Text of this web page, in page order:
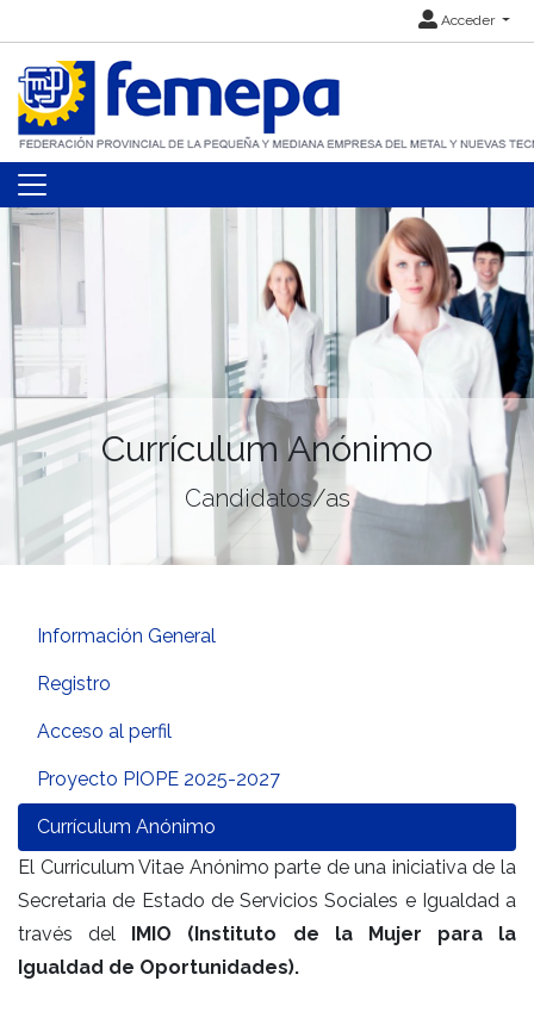
Acceder
Currículum Anónimo
Candidatos/as
Información General
Registro
Acceso al perfil
Proyecto PIOPE 2025-2027
Currículum Anónimo
El Curriculum Vitae Anónimo parte de una iniciativa de la
Secretaria de Estado de Servicios Sociales e Igualdad a
través del IMIO (Instituto de la Mujer para la
Igualdad de Oportunidades).